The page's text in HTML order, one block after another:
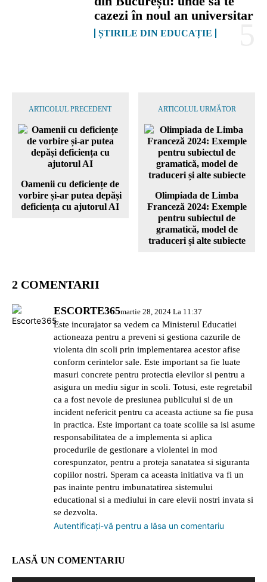
cazezi în noul an universitar
ȘTIRILE DIN EDUCAȚIE
ARTICOLUL PRECEDENT
Oamenii cu deficiențe de
vorbire și-ar putea depăși
deficiența cu ajutorul AI
ARTICOLUL URMĂTOR
Olimpiada de Limba
Franceză 2024: Exemple
pentru subiectul de
gramatică, model de
traduceri și alte subiecte
2 COMENTARII
ESCORTE365martie 28, 2024 La 11:37
Este incurajator sa vedem ca Ministerul Educatiei
actioneaza pentru a preveni si gestiona cazurile de
violenta din scoli prin implementarea acestor afise
conform cerintelor sale. Este important sa fie luate
masuri concrete pentru protectia elevilor si pentru a
asigura un mediu sigur in scoli. Totusi, este regretabil
ca a fost nevoie de presiunea publicului si de un
incident nefericit pentru ca aceasta actiune sa fie pusa
in practica. Este important ca toate scolile sa isi asume
responsabilitatea de a implementa si aplica
procedurile de gestionare a violentei in mod
corespunzator, pentru a proteja sanatatea si siguranta
copiilor nostri. Speram ca aceasta initiativa va fi un
pas inainte pentru imbunatatirea sistemului
educational si a mediului in care elevii nostri invata si
se dezvolta.
Autentificați-vă pentru a lăsa un comentariu
LASĂ UN COMENTARIU